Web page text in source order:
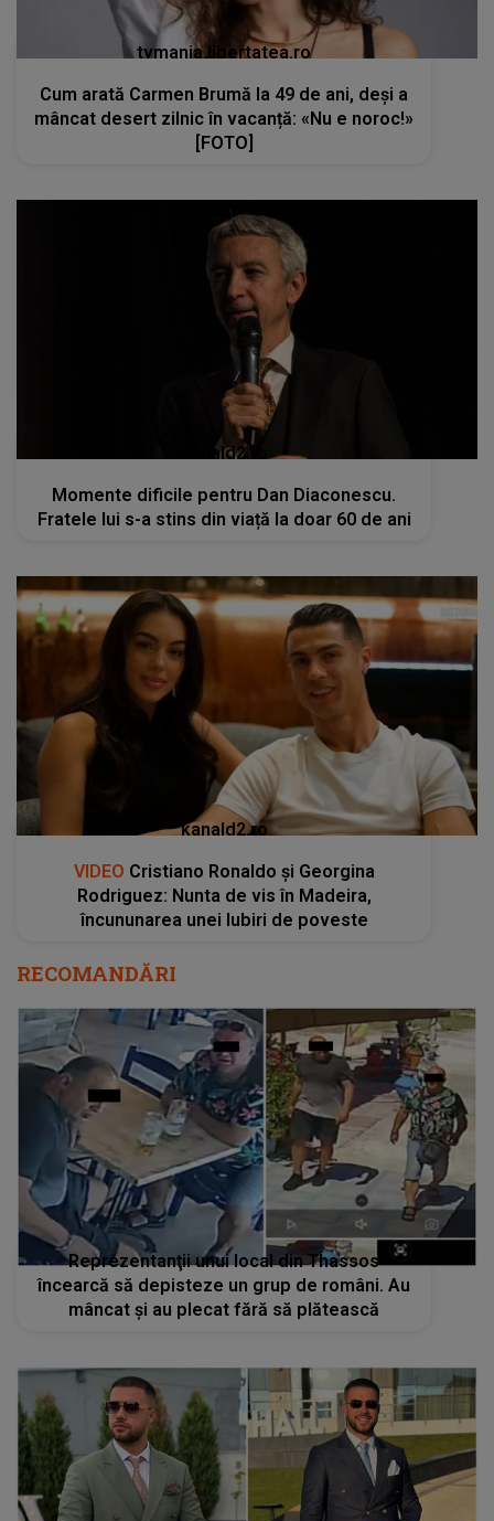
tvmania.libertatea.ro
Cum arată Carmen Brumă la 49 de ani, deși a
mâncat desert zilnic în vacanță: «Nu e noroc!»
[FOTO]
kanald2.ro
Momente dificile pentru Dan Diaconescu.
Fratele lui s-a stins din viață la doar 60 de ani
kanald2.ro
VIDEO Cristiano Ronaldo și Georgina
Rodriguez: Nunta de vis în Madeira,
încununarea unei Iubiri de poveste
RECOMANDĂRI
Reprezentanţii unui local din Thassos
încearcă să depisteze un grup de români. Au
mâncat şi au plecat fără să plătească